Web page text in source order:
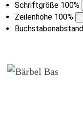
Schriftgröße 100%
Zeilenhöhe 100%
Buchstabenabstand